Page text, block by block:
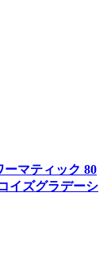
ーマティック 80
イズグラデーシ